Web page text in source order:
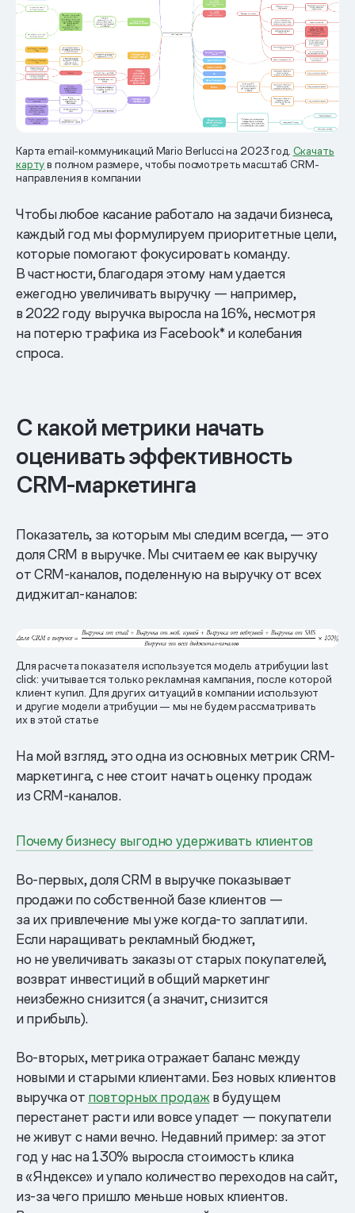
Карта email-коммуникаций Mario Berlucci на 2023 год. Скачать
картув полном размере, чтобы посмотреть масштаб CRM-
направления в компании
Чтобы любое касание работало на задачи бизнеса,
каждый год мы формулируем приоритетные цели,
которые помогают фокусировать команду.
В частности, благодаря этому нам удается
ежегодно увеличивать выручку — например,
в 2022 году выручка выросла на 16%, несмотря
на потерю трафика из Facebook* и колебания
спроса.
С какой метрики начать
оценивать эффективность
CRM-маркетинга
Показатель, за которым мы следим всегда, — это
доля CRM в выручке. Мы считаем ее как выручку
от CRM-каналов, поделенную на выручку от всех
диджитал-каналов:
Для расчета показателя используется модель атрибуции last
click: учитывается только рекламная кампания, после которой
клиент купил. Для других ситуаций в компании используют
и другие модели атрибуции — мы не будем рассматривать
их в этой статье
На мой взгляд, это одна из основных метрик CRM-
маркетинга, с нее стоит начать оценку продаж
из CRM-каналов.
Почему бизнесу выгодно удерживать клиентов
Во-первых, доля CRM в выручке показывает
продажи по собственной базе клиентов —
за их привлечение мы уже когда-то заплатили.
Если наращивать рекламный бюджет,
но не увеличивать заказы от старых покупателей,
возврат инвестиций в общий маркетинг
неизбежно снизится (а значит, снизится
и прибыль).
Во-вторых, метрика отражает баланс между
новыми и старыми клиентами. Без новых клиентов
выручка от повторных продажв будущем
перестанет расти или вовсе упадет — покупатели
не живут с нами вечно. Недавний пример: за этот
год у нас на 130% выросла стоимость клика
в «Яндексе» и упало количество переходов на сайт,
из-за чего пришло меньше новых клиентов.